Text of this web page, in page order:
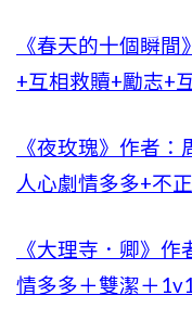
《春天的十個瞬
+互相救贖+勵志+
《夜玫瑰》作者
人心劇情多多+不正
《大理寺．卿》
情多多＋雙潔＋